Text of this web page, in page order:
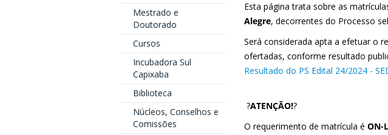
Mestrado e
Doutorado
Cursos
Incubadora Sul
Capixaba
Biblioteca
Núcleos, Conselhos e
Comissões
Esta página trata sobre as
Alegre, decorrentes do Processo
Será considerada apta a efetuar o
ofertadas, conforme resultado
Resultado do PS Edital 24/2024 -
?ATENÇÃO!?
O requerimento de matrícula é ON-